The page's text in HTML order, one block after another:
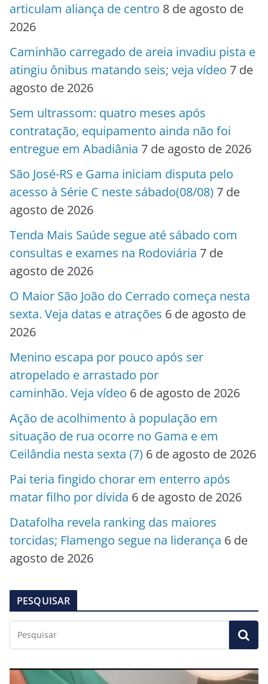
articulam aliança de centro 8 de agosto de
2026
Caminhão carregado de areia invadiu pista e
atingiu ônibus matando seis; veja vídeo 7 de
agosto de 2026
Sem ultrassom: quatro meses após
contratação, equipamento ainda não foi
entregue em Abadiânia 7 de agosto de 2026
São José-RS e Gama iniciam disputa pelo
acesso à Série C neste sábado(08/08) 7 de
agosto de 2026
Tenda Mais Saúde segue até sábado com
consultas e exames na Rodoviária 7 de
agosto de 2026
O Maior São João do Cerrado começa nesta
sexta. Veja datas e atrações 6 de agosto de
2026
Menino escapa por pouco após ser
atropelado e arrastado por
caminhão. Veja vídeo 6 de agosto de 2026
Ação de acolhimento à população em
situação de rua ocorre no Gama e em
Ceilândia nesta sexta (7) 6 de agosto de 2026
Pai teria fingido chorar em enterro após
matar filho por dívida 6 de agosto de 2026
Datafolha revela ranking das maiores
torcidas; Flamengo segue na liderança 6 de
agosto de 2026
PESQUISAR